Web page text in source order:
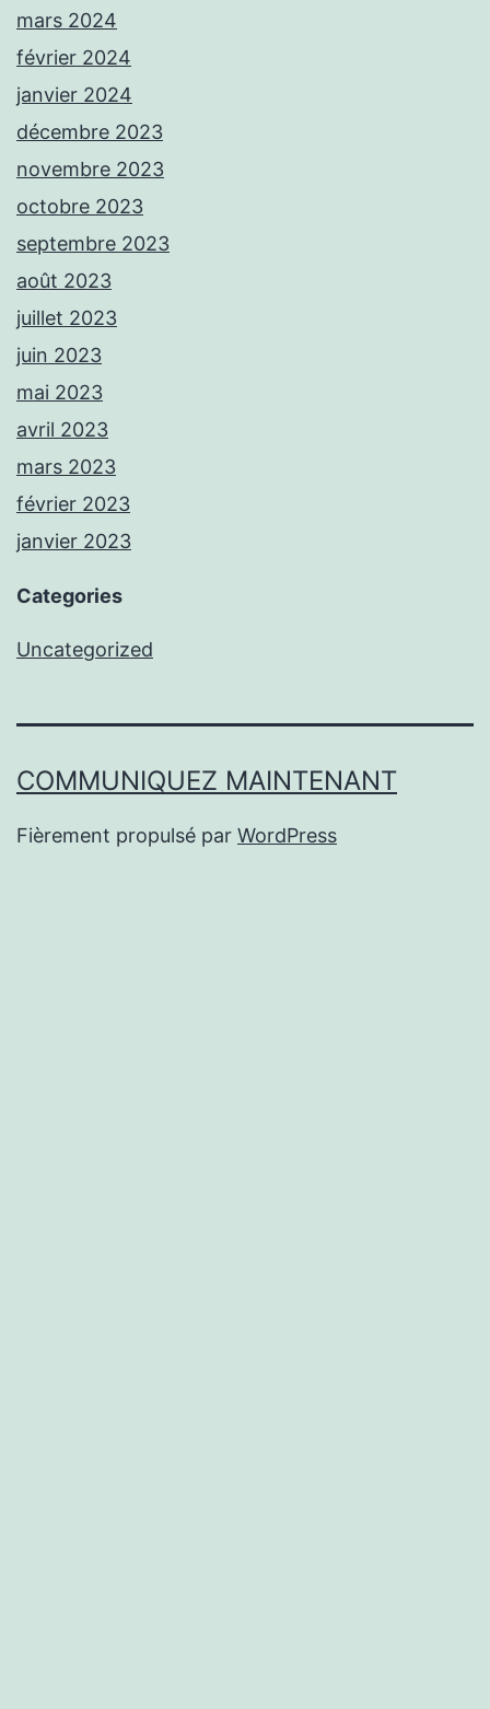
mars 2024
février 2024
janvier 2024
décembre 2023
novembre 2023
octobre 2023
septembre 2023
août 2023
juillet 2023
juin 2023
mai 2023
avril 2023
mars 2023
février 2023
janvier 2023
Categories
Uncategorized
COMMUNIQUEZ MAINTENANT
Fièrement propulsé par WordPress